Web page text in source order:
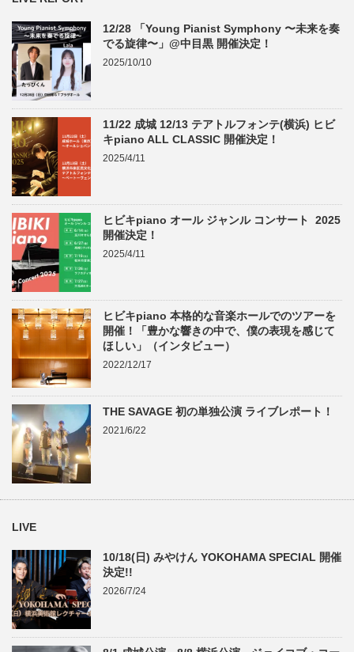
12/28 「Young Pianist Symphony 〜未来を奏
でる旋律〜」@中目黒 開催決定！
2025/10/10
11/22 成城 12/13 テアトルフォンテ(横浜) ヒビ
キpiano ALL CLASSIC 開催決定！
2025/4/11
ヒビキpiano オール ジャンル コンサート 2025
開催決定！
2025/4/11
ヒビキpiano 本格的な音楽ホールでのツアーを
開催！「豊かな響きの中で、僕の表現を感じて
ほしい」（インタビュー）
2022/12/17
THE SAVAGE 初の単独公演 ライブレポート！
2021/6/22
LIVE
10/18(日) みやけん YOKOHAMA SPECIAL 開催
決定!!
2026/7/24